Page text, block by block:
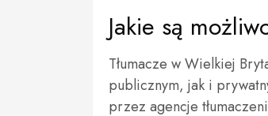
Jakie są
Tłumacze w Wielkiej
publicznym, jak i
przez agencje